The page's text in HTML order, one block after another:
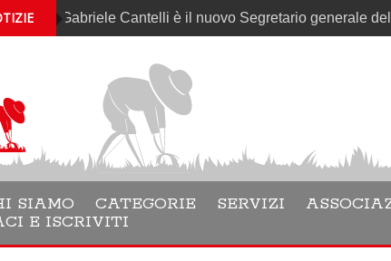
Gabriele Cantelli è il nuovo Segretario generale della
SIAMO CATEGORIE SERVIZI
E ISCRIVITI